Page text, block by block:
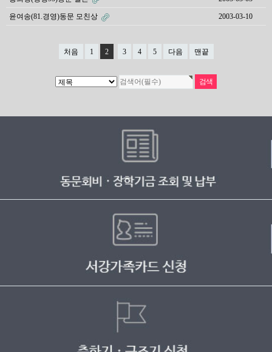
윤여송(81.경영)동문 모친상 2003-03-10
처음 1 2 3 4 5 다음 맨끝